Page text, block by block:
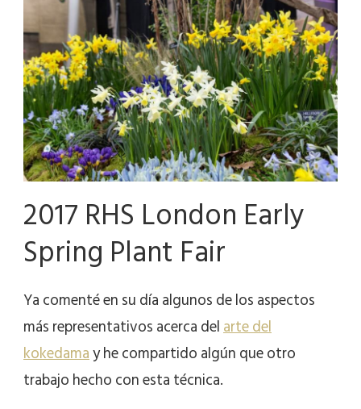
2017 RHS London Early
Spring Plant Fair
Ya comenté en su día algunos de los aspectos
más representativos acerca delarte del
kokedamay he compartido algún que otro
trabajo hecho con esta técnica.